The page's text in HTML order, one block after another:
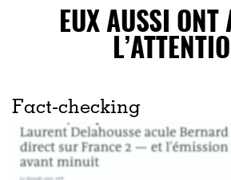
EUX AUSSI ONT
Fact-checking